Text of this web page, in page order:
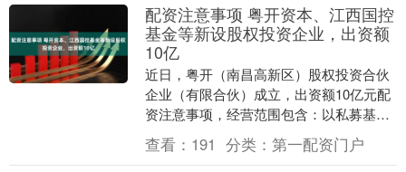
配资注意事项 粤开资本、江西国控
基金等新设股权投资企业，出资额
10亿
近日，粤开（南昌高新区）股权投资合伙
企业（有限合伙）成立，出资额10亿元配
资注意事项，经营范围包含：以私募基金
从事股权投资、投资管理、资产管理等活
动。企查查股权....
查看： 191 分类： 第一配资门户